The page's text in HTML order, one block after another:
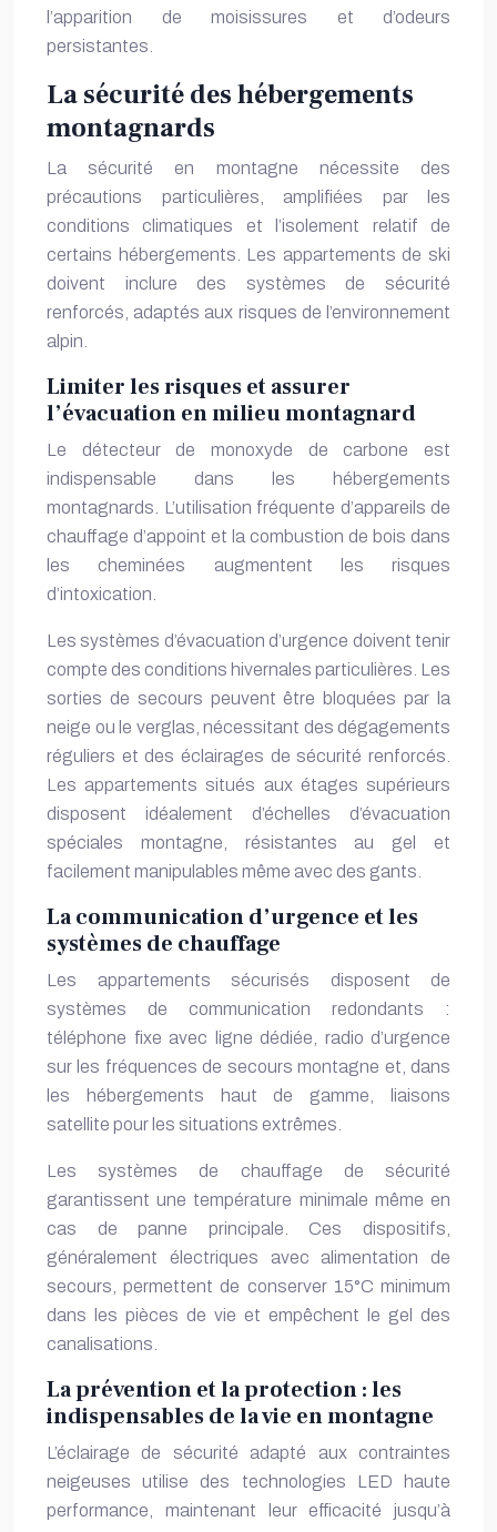
l’apparition de moisissures et d’odeurs
persistantes.
La sécurité des hébergements
montagnards
La sécurité en montagne nécessite des
précautions particulières, amplifiées par les
conditions climatiques et l’isolement relatif de
certains hébergements. Les appartements de ski
doivent inclure des systèmes de sécurité
renforcés, adaptés aux risques de l’environnement
alpin.
Limiter les risques et assurer
l’évacuation en milieu montagnard
Le détecteur de monoxyde de carbone est
indispensable dans les hébergements
montagnards. L’utilisation fréquente d’appareils de
chauffage d’appoint et la combustion de bois dans
les cheminées augmentent les risques
d’intoxication.
Les systèmes d’évacuation d’urgence doivent tenir
compte des conditions hivernales particulières. Les
sorties de secours peuvent être bloquées par la
neige ou le verglas, nécessitant des dégagements
réguliers et des éclairages de sécurité renforcés.
Les appartements situés aux étages supérieurs
disposent idéalement d’échelles d’évacuation
spéciales montagne, résistantes au gel et
facilement manipulables même avec des gants.
La communication d’urgence et les
systèmes de chauffage
Les appartements sécurisés disposent de
systèmes de communication redondants :
téléphone fixe avec ligne dédiée, radio d’urgence
sur les fréquences de secours montagne et, dans
les hébergements haut de gamme, liaisons
satellite pour les situations extrêmes.
Les systèmes de chauffage de sécurité
garantissent une température minimale même en
cas de panne principale. Ces dispositifs,
généralement électriques avec alimentation de
secours, permettent de conserver 15°C minimum
dans les pièces de vie et empêchent le gel des
canalisations.
La prévention et la protection : les
indispensables de la vie en montagne
L’éclairage de sécurité adapté aux contraintes
neigeuses utilise des technologies LED haute
performance, maintenant leur efficacité jusqu’à